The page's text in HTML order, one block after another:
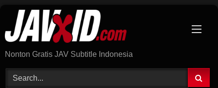
content
Nonton Gratis JAV Subtitle Indonesia